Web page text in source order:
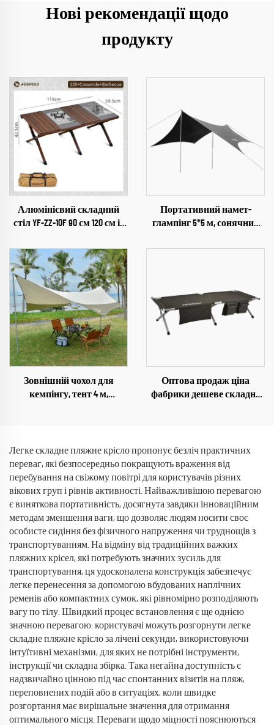
Нові рекомендації щодо
продукту
Алюмінієвий складний
стіл YF-ZZ-10F 90 см 120 см із
Портативний намет-
глампінг 5*5 м, сонячний
кемпінгу, для туристів та
Зовнішній чохол для
кемпінгу, тент 4 м,
із сталевими стійками
Оптова продаж ціна
фабрики дешеве складне
кемпінгу
Легке складне пляжне крісло пропонує безліч практичних
переваг, які безпосередньо покращують враження від
перебування на свіжому повітрі для користувачів різних
вікових груп і рівнів активності. Найважливішою перевагою
є виняткова портативність, досягнута завдяки інноваційним
методам зменшення ваги, що дозволяє людям носити своє
особисте сидіння без фізичного напруження чи труднощів з
транспортуванням. На відміну від традиційних важких
пляжних крісел, які потребують значних зусиль для
транспортування, ця удосконалена конструкція забезпечує
легке перенесення за допомогою вбудованих наплічних
ременів або компактних сумок, які рівномірно розподіляють
вагу по тілу. Швидкий процес встановлення є ще однією
значною перевагою: користувачі можуть розгорнути легке
складне пляжне крісло за лічені секунди, використовуючи
інтуїтивні механізми, для яких не потрібні інструменти,
інструкції чи складна збірка. Така негайна доступність є
надзвичайно цінною під час спонтанних візитів на пляж,
переповнених подій або в ситуаціях, коли швидке
розгортання має вирішальне значення для отримання
оптимального місця. Переваги щодо міцності пояснюються